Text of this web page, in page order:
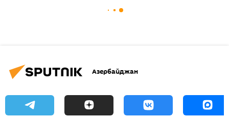
Азербайджан